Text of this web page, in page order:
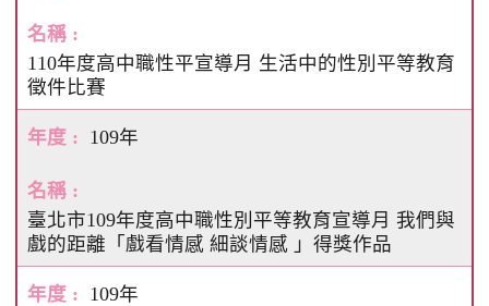
110年度高中職性平宣導月 生活中的性別平等教育
徵件比賽
109年
臺北市109年度高中職性別平等教育宣導月 我們與
戲的距離「戲看情感 細談情感 」得獎作品
109年